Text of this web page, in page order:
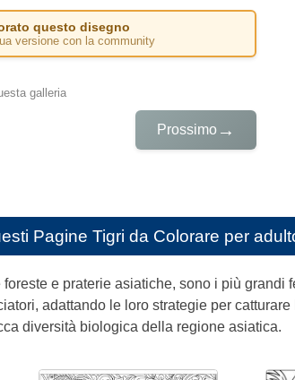
questo disegno
versione con la community
galleria
Prossimo →
Pagine Tigri da Colorare per
foreste e praterie asiatiche, sono i più
adattando le loro strategie per
diversità biologica della regione asiatica.